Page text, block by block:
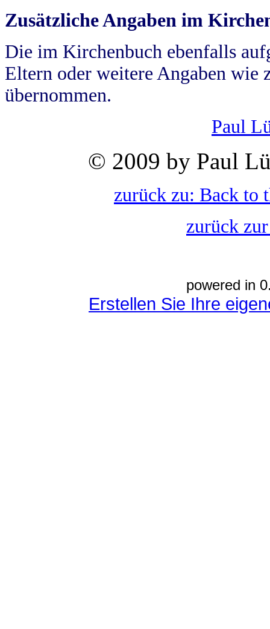
Zusätzliche Angaben im
Die im Kirchenbuch ebenfalls
Eltern oder weitere Angaben wie
übernommen.
Paul
© 2009 by Paul
zurück zu: Back to
zurück
powered in
Erstellen Sie Ihre